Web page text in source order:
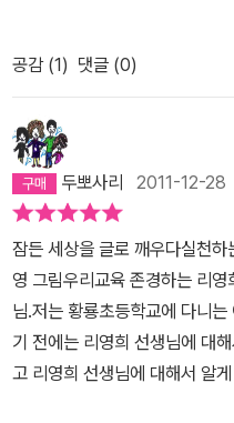
기 하지 않고 있더군요.사실 어
적나라하게 말하기가 어려우리
들 어른들은 그렇게 해 왔으니
이야기를 솔직하고 이해하기 쉽
는 어른들이 세상을 보다 더 나
하고 있는 것이 이책을 만든 사
의 정신적 성장에 뚜렷한 도움
다.많은 어른들이 이런 책을 아
회가 되었으면 합니다.
공감 (1) 댓글 (0)
두뽀사리 2011-12-28
잠든 세상을 글로 깨우다실천
영 그림우리교육 존경하는 리
님.저는 황룡초등학교에 다니
기 전에는 리영희 선생님에 대
고 리영희 선생님에 대해서 알